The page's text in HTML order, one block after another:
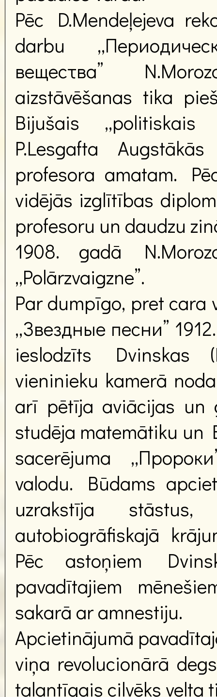
Pēc D.Mendeļejeva
darbu
вещества”
aizstāvēšanas tika
Bijušais
P.Lesgafta
profesora amatam.
vidējās izglītības
profesoru un daudzu
1908. gadā
„Polārzvaigzne”.
Par dumpīgo, pret cara
„Звездные песни”
ieslodzīts Dvinskas
vieninieku kamerā
arī pētīja aviācijas un
studēja matemātiku un
sacerējuma
valodu. Būdams
uzrakstīja
autobiogrāfiskajā
Pēc astoņiem
pavadītajiem
sakarā ar amnestiju.
Apcietinājumā
viņa revolucionārā
talantīgais cilvēks velta